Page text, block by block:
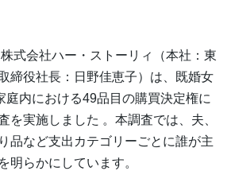
式会社ハー・ストーリィ（本社：東
締役社長：日野佳恵子）は、既婚女
庭内における49品目の購買決定権に
を実施しました 。本調査では、夫、
品など支出カテゴリーごとに誰が主
明らかにしています。